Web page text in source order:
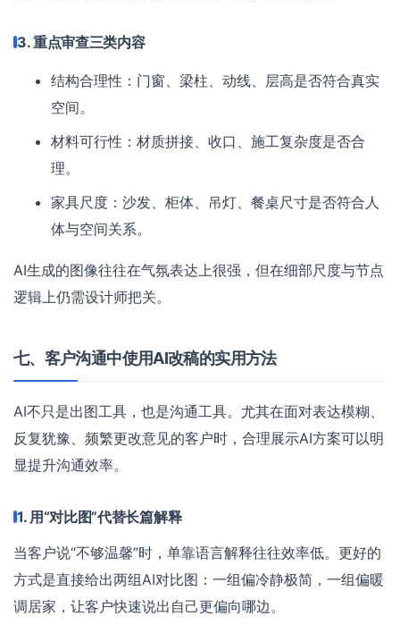
3. 重点审查三类内容
结构合理性：门窗、梁柱、动线、层高是否符合真实
空间。
材料可行性：材质拼接、收口、施工复杂度是否合
理。
家具尺度：沙发、柜体、吊灯、餐桌尺寸是否符合人
体与空间关系。
AI生成的图像往往在气氛表达上很强，但在细部尺度与节点
逻辑上仍需设计师把关。
七、客户沟通中使用AI改稿的实用方法
AI不只是出图工具，也是沟通工具。尤其在面对表达模糊、
反复犹豫、频繁更改意见的客户时，合理展示AI方案可以明
显提升沟通效率。
1. 用“对比图”代替长篇解释
当客户说“不够温馨”时，单靠语言解释往往效率低。更好的
方式是直接给出两组AI对比图：一组偏冷静极简，一组偏暖
调居家，让客户快速说出自己更偏向哪边。